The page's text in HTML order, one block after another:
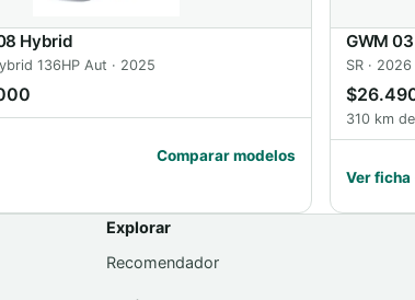
Hybrid
136HP Aut · 2025
Comparar modelos
GWM 03
SR · 2026
310 km
Ver
Explorar
Recomendador